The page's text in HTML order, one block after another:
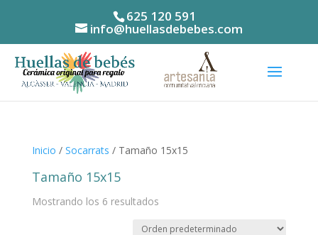
625 120 591
info@huellasdebebes.com
Inicio / Socarrats / Tamaño 15x15
Tamaño 15x15
Mostrando los 6 resultados